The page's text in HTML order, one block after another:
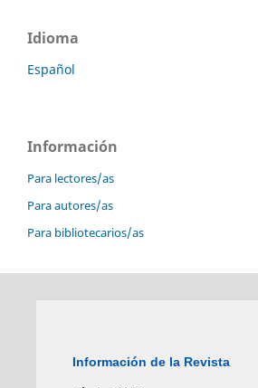
Idioma
Español
Información
Para lectores/as
Para autores/as
Para bibliotecarios/as
Información de la Revista